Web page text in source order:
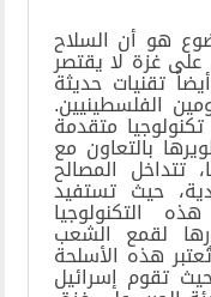
هو أن السلاح
غزة لا يقتصر
تقنيات حديثة
الفلسطينيين.
متقدمة
بالتعاون مع
تتداخل المصالح
حيث تستفيد
التكنولوجيا
لقمع الشعب
هذه الأسلحة
تقوم إسرائيل